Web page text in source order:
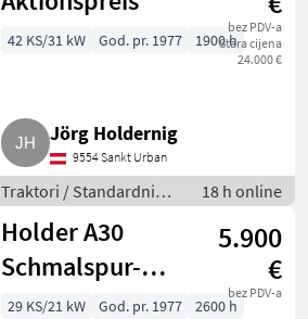
bez PDV-a
Stara cijena
24.000 €
42 KS/31 kW God. pr. 1977 1900 h
Jörg Holdernig
9554 Sankt Urban
Traktori / Standardni
traktori (traktori točkaši)
18 h online
Holder A30
Schmalspur-
Traktor
5.900
€
bez PDV-a
29 KS/21 kW God. pr. 1977 2600 h